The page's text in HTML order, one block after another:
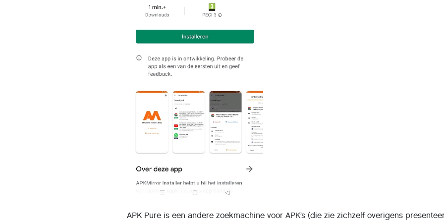
APK Pure is een andere zoekmachine voor APK’s (die zie zichzelf overigens